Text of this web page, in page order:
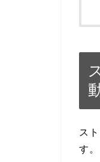
ス
す。